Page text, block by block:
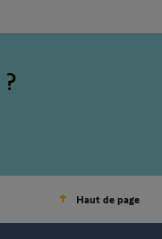
Haut de page